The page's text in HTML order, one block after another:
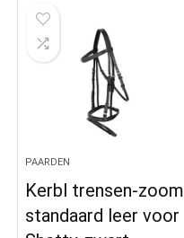
PAARDEN
Kerbl trensen-zoom
standaard leer voor